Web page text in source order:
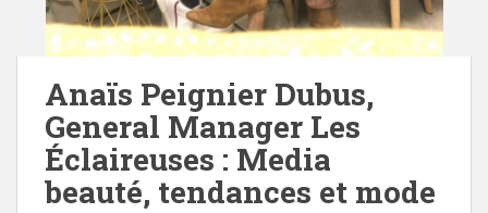
Anaïs Peignier Dubus,
General Manager Les
Éclaireuses : Media
beauté, tendances et mode